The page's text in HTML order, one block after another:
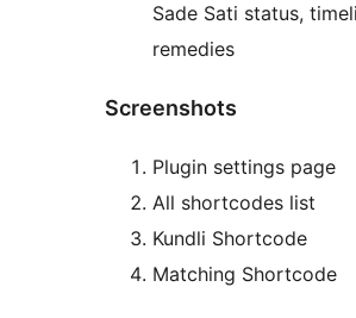
Sade Sati status,
remedies
Screenshots
Plugin settings page
All shortcodes list
Kundli Shortcode
Matching Shortcode